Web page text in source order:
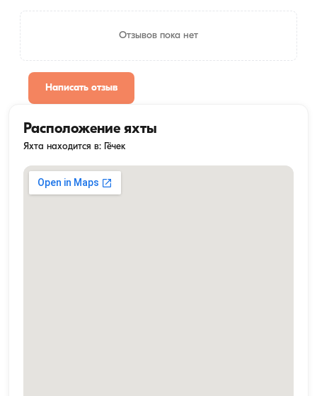
Отзывов пока нет
Написать отзыв
Расположение яхты
Яхта находится в: Гёчек